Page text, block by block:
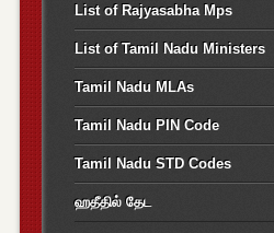
List of Rajyasabha Mps
List of Tamil Nadu Ministers
Tamil Nadu MLAs
Tamil Nadu PIN Code
Tamil Nadu STD Codes
ஹதீதில் தேட